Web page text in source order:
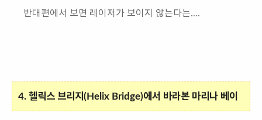
반대편에서 보면 레이저가 보이지 않는다는....
4. 헬릭스 브리지(Helix Bridge)에서 바라본 마리나 베이